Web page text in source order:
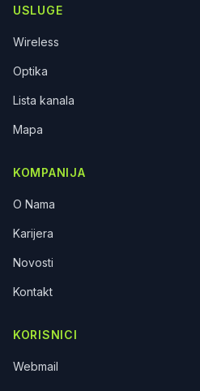
USLUGE
Wireless
Optika
Lista kanala
Mapa
KOMPANIJA
O Nama
Karijera
Novosti
Kontakt
KORISNICI
Webmail